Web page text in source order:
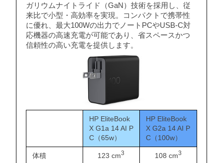
ガリウムナイトライド（GaN）技術を採用し、従
来比で小型・高効率を実現。コンパクトで携帯性
に優れ、最大100Wの出力でノートPCやUSB-C対
応機器の高速充電が可能であり、省スペースかつ
信頼性の高い充電を提供します。
HP EliteBook
X G1a 14 AI P
C（65w）
HP EliteBook
X G2a 14 AI P
C（100w）
体積 123 cm3 108 cm3